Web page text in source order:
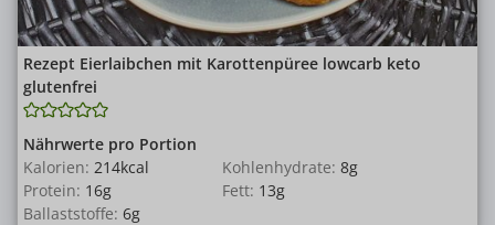
Rezept Eierlaibchen mit Karottenpüree lowcarb keto
glutenfrei
Nährwerte pro Portion
Kalorien: 214kcal Kohlenhydrate: 8g
Protein: 16g Fett: 13g
Ballaststoffe: 6g